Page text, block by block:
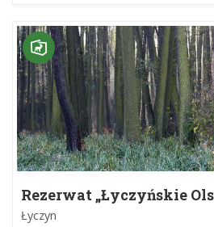
Rezerwat „Łyczyńskie
Łyczyn